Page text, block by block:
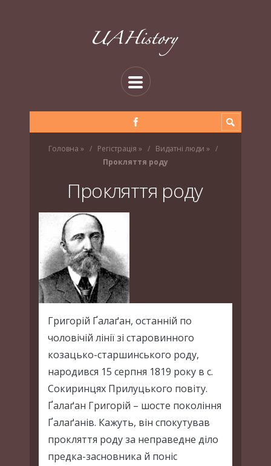
Головна » Регістрація » Видатні люди »
Прокляття роду
Прокляття роду
Григорій Ґалаґан, останній по
чоловічій лінії зі старовинного
козацько-старшинського роду,
народився 15 серпня 1819 року в с.
Сокиринцях Прилуцького повіту.
Ґалаґан Григорій – шосте покоління
Ґалаґанів. Кажуть, він спокутував
прокляття роду за неправедне діло
предка-засновника й поніс